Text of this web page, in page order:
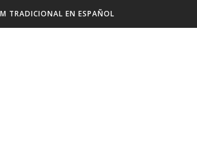
TRADICIONAL EN ESPAÑOL